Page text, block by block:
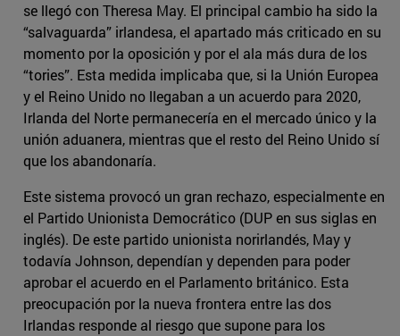
se llegó con Theresa May. El principal cambio ha sido la
“salvaguarda” irlandesa, el apartado más criticado en su
momento por la oposición y por el ala más dura de los
“tories”. Esta medida implicaba que, si la Unión Europea
y el Reino Unido no llegaban a un acuerdo para 2020,
Irlanda del Norte permanecería en el mercado único y la
unión aduanera, mientras que el resto del Reino Unido sí
que los abandonaría.
Este sistema provocó un gran rechazo, especialmente en
el Partido Unionista Democrático (DUP en sus siglas en
inglés). De este partido unionista norirlandés, May y
todavía Johnson, dependían y dependen para poder
aprobar el acuerdo en el Parlamento británico. Esta
preocupación por la nueva frontera entre las dos
Irlandas responde al riesgo que supone para los